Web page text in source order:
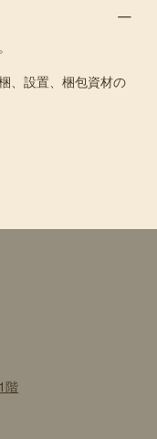
、設置、梱包資材の
階